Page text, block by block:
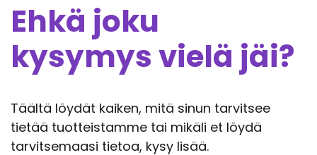
Ehkä joku
kysymys vielä jäi?
Täältä löydät kaiken, mitä sinun tarvitsee
tietää tuotteistamme tai mikäli et löydä
tarvitsemaasi tietoa, kysy lisää.